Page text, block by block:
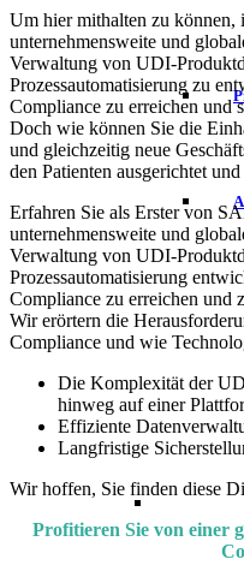
Um hier mithalten zu können,
unternehmensweite und
Verwaltung von UDI-
Prozessautomatisierung zu
Compliance zu erreichen und
Doch wie können Sie die
und gleichzeitig neue
den Patienten ausgerichtet
Erfahren Sie als Erster von
unternehmensweite und
Verwaltung von UDI-
Prozessautomatisierung
Compliance zu erreichen und
Wir erörtern die
Compliance und wie
Die Komplexität der
hinweg auf einer
Effiziente
Langfristige
Wir hoffen, Sie finden diese
Profitieren Sie von einer